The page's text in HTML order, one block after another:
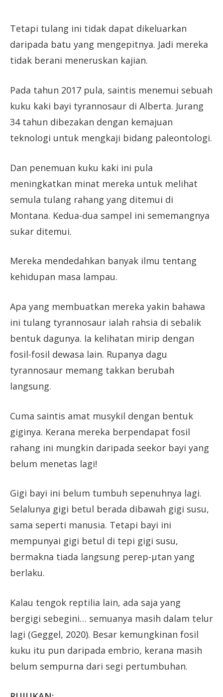
Tetapi tulang ini tidak dapat dikeluarkan
daripada batu yang mengepitnya. Jadi mereka
tidak berani meneruskan kajian.
Pada tahun 2017 pula, saintis menemui sebuah
kuku kaki bayi tyrannosaur di Alberta. Jurang
34 tahun dibezakan dengan kemajuan
teknologi untuk mengkaji bidang paleontologi.
Dan penemuan kuku kaki ini pula
meningkatkan minat mereka untuk melihat
semula tulang rahang yang ditemui di
Montana. Kedua-dua sampel ini sememangnya
sukar ditemui.
Mereka mendedahkan banyak ilmu tentang
kehidupan masa lampau.
Apa yang membuatkan mereka yakin bahawa
ini tulang tyrannosaur ialah rahsia di sebalik
bentuk dagunya. Ia kelihatan mirip dengan
fosil-fosil dewasa lain. Rupanya dagu
tyrannosaur memang takkan berubah
langsung.
Cuma saintis amat musykil dengan bentuk
giginya. Kerana mereka berpendapat fosil
rahang ini mungkin daripada seekor bayi yang
belum menetas lagi!
Gigi bayi ini belum tumbuh sepenuhnya lagi.
Selalunya gigi betul berada dibawah gigi susu,
sama seperti manusia. Tetapi bayi ini
mempunyai gigi betul di tepi gigi susu,
bermakna tiada langsung perep-µtan yang
berlaku.
Kalau tengok reptilia lain, ada saja yang
bergigi sebegini… semuanya masih dalam telur
lagi (Geggel, 2020). Besar kemungkinan fosil
kuku itu pun daripada embrio, kerana masih
belum sempurna dari segi pertumbuhan.